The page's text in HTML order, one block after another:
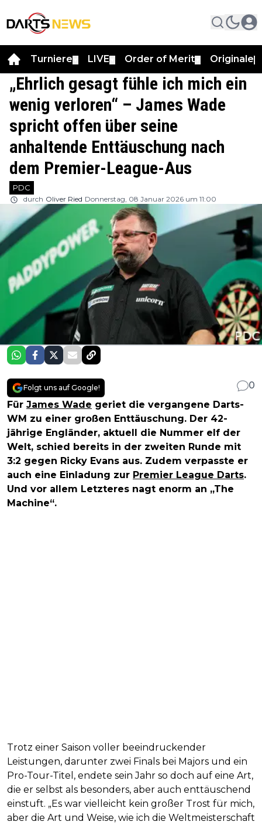
Turniere LIVE Order of Merit Originale
„Ehrlich gesagt fühle ich mich ein
wenig verloren“ – James Wade
spricht offen über seine
anhaltende Enttäuschung nach
dem Premier-League-Aus
PDC
durch Oliver Ried Donnerstag, 08 Januar 2026 um 11:00
Folgt uns auf Google!
0
Für James Wade geriet die vergangene Darts-
WM zu einer großen Enttäuschung. Der 42-
jährige Engländer, aktuell die Nummer elf der
Welt, schied bereits in der zweiten Runde mit
3:2 gegen Ricky Evans aus. Zudem verpasste er
auch eine Einladung zur Premier League Darts.
Und vor allem Letzteres nagt enorm an „The
Machine“.
Trotz einer Saison voller beeindruckender
Leistungen, darunter zwei Finals bei Majors und ein
Pro-Tour-Titel, endete sein Jahr so doch auf eine Art,
die er selbst als besonders, aber auch enttäuschend
einstuft. „Es war vielleicht kein großer Trost für mich,
aber die Art und Weise, wie ich die Weltmeisterschaft